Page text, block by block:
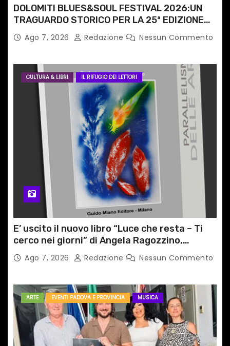
i
DOLOMITI BLUES&SOUL FESTIVAL 2026:UN
TRAGUARDO STORICO PER LA 25ª EDIZIONE
TRA LE CIME PATRIMONIO UNESCO
Ago 7, 2026 Redazione Nessun Commento
CULTURA & LIBRI IL RIFUGIO DEI LETTORI
E’ uscito il nuovo libro “Luce che resta – Ti
cerco nei giorni” di Angela Ragozzino,
medico primario di Capua
Ago 7, 2026 Redazione Nessun Commento
ARTE EVENTI PADOVA E PROVINCIA MUSICA